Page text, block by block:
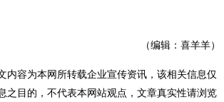
（编辑：喜羊羊）
内容为本网所转载企业宣传资讯，该相关信息仅
之目的，不代表本网站观点，文章真实性请浏览